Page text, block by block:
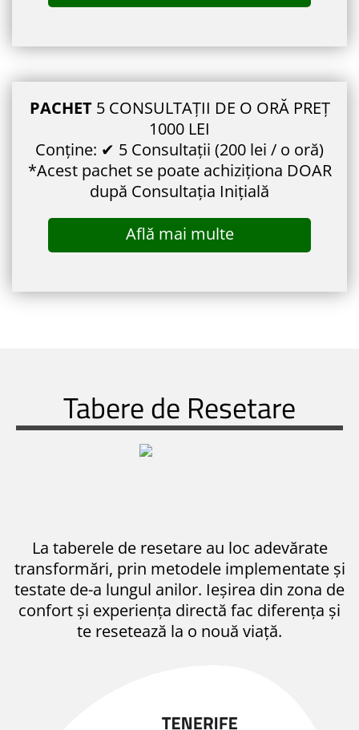
PACHET5 CONSULTAȚII DE O ORĂ PREȚ
1000 LEI
Conține: ✔ 5 Consultații (200 lei / o oră)
*Acest pachet se poate achiziționa DOAR
după Consultația Inițială
Află mai multe
Tabere de Resetare
La taberele de resetare au loc adevărate
transformări, prin metodele implementate și
testate de-a lungul anilor. Ieșirea din zona de
confort și experiența directă fac diferența și
te resetează la o nouă viață.